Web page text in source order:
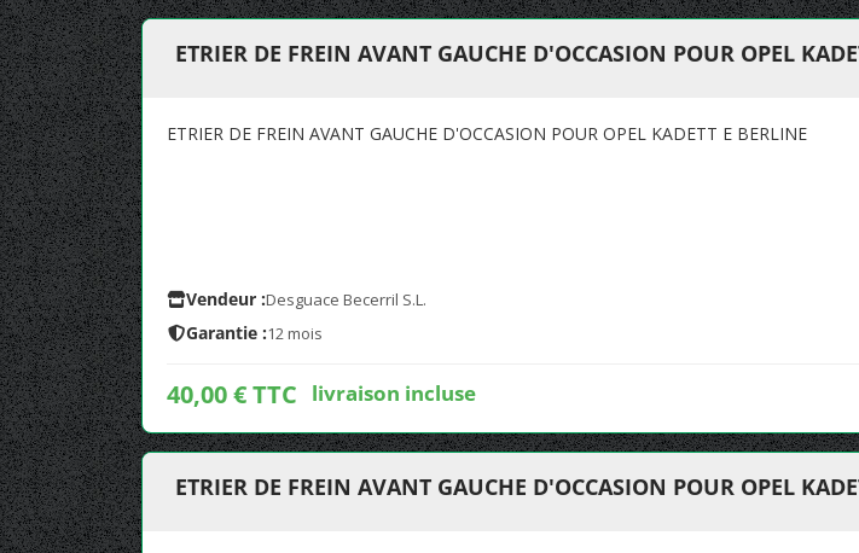
ETRIER DE FREIN AVANT GAUCHE D'OCCASION POUR OPEL
ETRIER DE FREIN AVANT GAUCHE D'OCCASION POUR OPEL KADETT E BERLINE
Vendeur :Desguace Becerril S.L.
Garantie :12 mois
40,00 € TTC livraison incluse
ETRIER DE FREIN AVANT GAUCHE D'OCCASION POUR OPEL